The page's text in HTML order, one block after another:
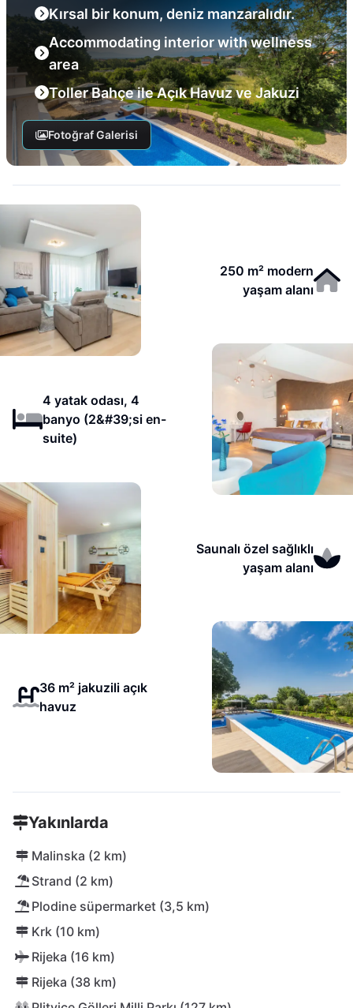
Kırsal bir konum, deniz manzaralıdır.
Accommodating interior with wellness
area
Toller Bahçe ile Açık Havuz ve Jakuzi
Fotoğraf Galerisi
250 m² modern
yaşam alanı
4 yatak odası, 4
banyo (2&#39;si en-
suite)
Saunalı özel sağlıklı
yaşam alanı
36 m² jakuzili açık
havuz
Yakınlarda
Malinska (2 km)
Strand (2 km)
Plodine süpermarket (3,5 km)
Krk (10 km)
Rijeka (16 km)
Rijeka (38 km)